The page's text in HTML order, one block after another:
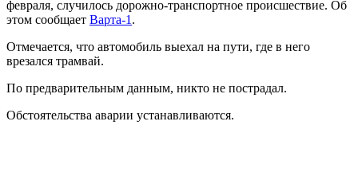
февраля, случилось дорожно-транспортное происшествие. Об
этом сообщает Варта-1 .
Отмечается, что автомобиль выехал на пути, где в него
врезался трамвай.
По предварительным данным, никто не пострадал.
Обстоятельства аварии устанавливаются.